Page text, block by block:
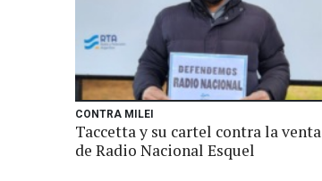
CONTRA MILEI
Taccetta y su cartel contra la venta
de Radio Nacional Esquel